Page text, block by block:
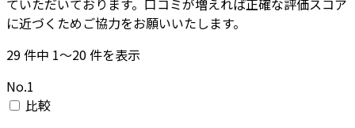
に近づくためご協力をお願いいたします。
29件中 1〜20件を表示
No.1
比較